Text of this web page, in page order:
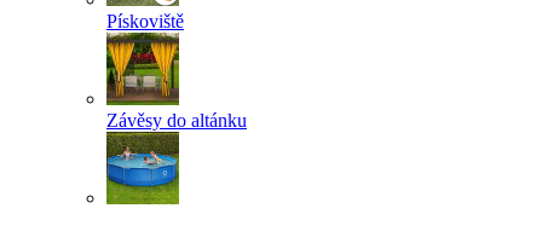
Pískoviště
Závěsy do altánku